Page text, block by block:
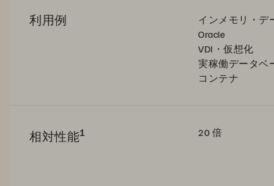
利用例
インメモリ・デ
Oracle
VDI・仮想化
実稼働データベ
コンテナ
相対性能1 20 倍